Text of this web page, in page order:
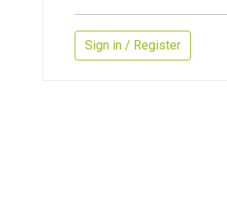
Sign in / Register